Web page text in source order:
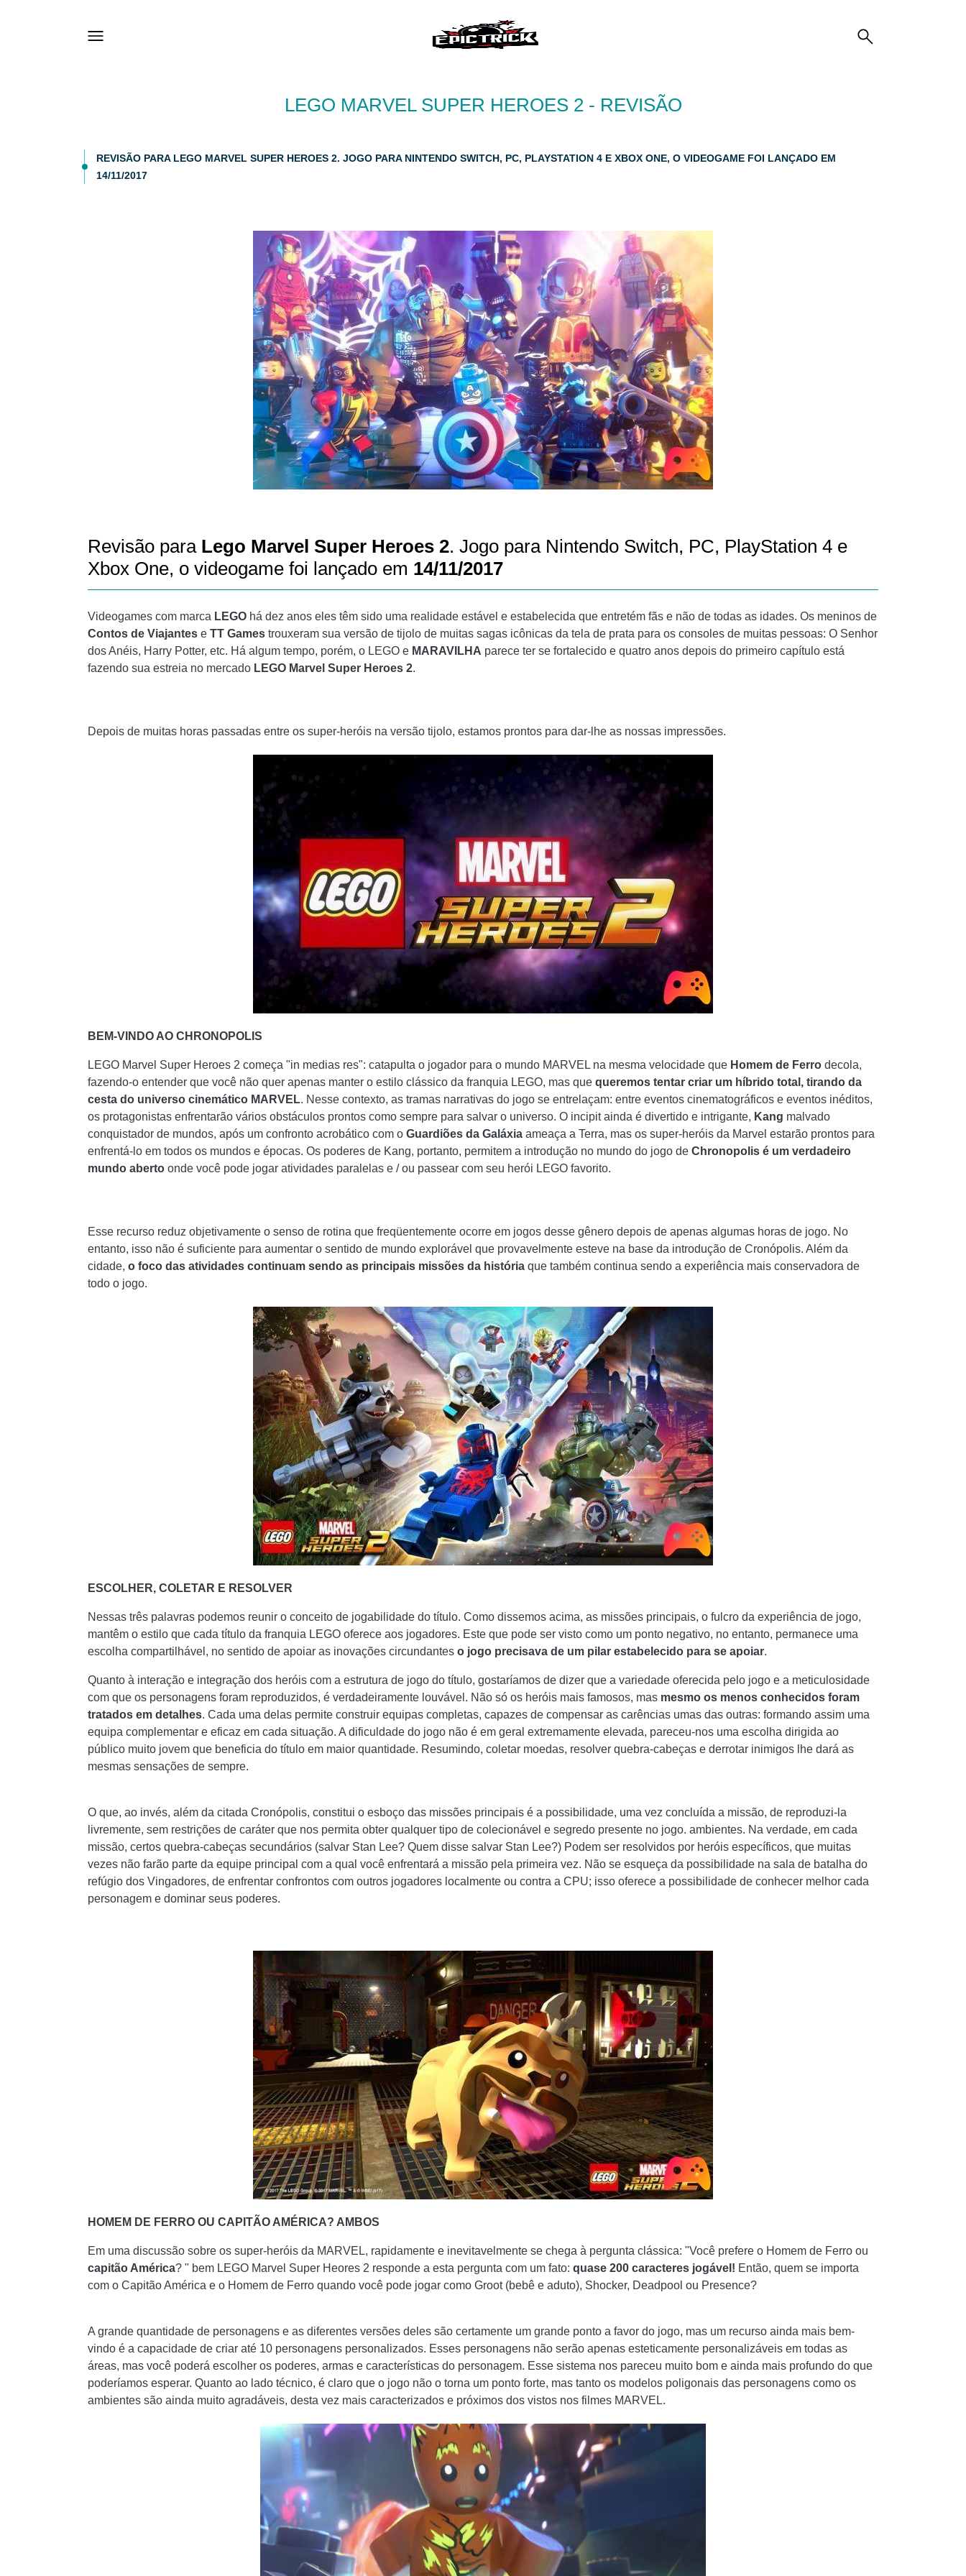
LEGO MARVEL SUPER HEROES 2 - REVISÃO
REVISÃO PARA LEGO MARVEL SUPER HEROES 2. JOGO PARA NINTENDO SWITCH, PC, PLAYSTATION 4 E XBOX ONE, O VIDEOGAME FOI LANÇADO EM
14/11/2017
Revisão para Lego Marvel Super Heroes 2. Jogo para Nintendo Switch, PC, PlayStation 4 e
Xbox One, o videogame foi lançado em 14/11/2017
Videogames com marca LEGO há dez anos eles têm sido uma realidade estável e estabelecida que entretém fãs e não de todas as idades. Os meninos de
Contos de Viajantes e TT Games trouxeram sua versão de tijolo de muitas sagas icônicas da tela de prata para os consoles de muitas pessoas: O Senhor
dos Anéis, Harry Potter, etc. Há algum tempo, porém, o LEGO e MARAVILHA parece ter se fortalecido e quatro anos depois do primeiro capítulo está
fazendo sua estreia no mercado LEGO Marvel Super Heroes 2.
Depois de muitas horas passadas entre os super-heróis na versão tijolo, estamos prontos para dar-lhe as nossas impressões.
BEM-VINDO AO CHRONOPOLIS
LEGO Marvel Super Heroes 2 começa "in medias res": catapulta o jogador para o mundo MARVEL na mesma velocidade que Homem de Ferro decola,
fazendo-o entender que você não quer apenas manter o estilo clássico da franquia LEGO, mas que queremos tentar criar um híbrido total, tirando da
cesta do universo cinemático MARVEL. Nesse contexto, as tramas narrativas do jogo se entrelaçam: entre eventos cinematográficos e eventos inéditos,
os protagonistas enfrentarão vários obstáculos prontos como sempre para salvar o universo. O incipit ainda é divertido e intrigante, Kang malvado
conquistador de mundos, após um confronto acrobático com o Guardiões da Galáxia ameaça a Terra, mas os super-heróis da Marvel estarão prontos para
enfrentá-lo em todos os mundos e épocas. Os poderes de Kang, portanto, permitem a introdução no mundo do jogo de Chronopolis é um verdadeiro
mundo aberto onde você pode jogar atividades paralelas e / ou passear com seu herói LEGO favorito.
Esse recurso reduz objetivamente o senso de rotina que freqüentemente ocorre em jogos desse gênero depois de apenas algumas horas de jogo. No
entanto, isso não é suficiente para aumentar o sentido de mundo explorável que provavelmente esteve na base da introdução de Cronópolis. Além da
cidade, o foco das atividades continuam sendo as principais missões da história que também continua sendo a experiência mais conservadora de
todo o jogo.
ESCOLHER, COLETAR E RESOLVER
Nessas três palavras podemos reunir o conceito de jogabilidade do título. Como dissemos acima, as missões principais, o fulcro da experiência de jogo,
mantêm o estilo que cada título da franquia LEGO oferece aos jogadores. Este que pode ser visto como um ponto negativo, no entanto, permanece uma
escolha compartilhável, no sentido de apoiar as inovações circundantes o jogo precisava de um pilar estabelecido para se apoiar.
Quanto à interação e integração dos heróis com a estrutura de jogo do título, gostaríamos de dizer que a variedade oferecida pelo jogo e a meticulosidade
com que os personagens foram reproduzidos, é verdadeiramente louvável. Não só os heróis mais famosos, mas mesmo os menos conhecidos foram
tratados em detalhes. Cada uma delas permite construir equipas completas, capazes de compensar as carências umas das outras: formando assim uma
equipa complementar e eficaz em cada situação. A dificuldade do jogo não é em geral extremamente elevada, pareceu-nos uma escolha dirigida ao
público muito jovem que beneficia do título em maior quantidade. Resumindo, coletar moedas, resolver quebra-cabeças e derrotar inimigos lhe dará as
mesmas sensações de sempre.
O que, ao invés, além da citada Cronópolis, constitui o esboço das missões principais é a possibilidade, uma vez concluída a missão, de reproduzi-la
livremente, sem restrições de caráter que nos permita obter qualquer tipo de colecionável e segredo presente no jogo. ambientes. Na verdade, em cada
missão, certos quebra-cabeças secundários (salvar Stan Lee? Quem disse salvar Stan Lee?) Podem ser resolvidos por heróis específicos, que muitas
vezes não farão parte da equipe principal com a qual você enfrentará a missão pela primeira vez. Não se esqueça da possibilidade na sala de batalha do
refúgio dos Vingadores, de enfrentar confrontos com outros jogadores localmente ou contra a CPU; isso oferece a possibilidade de conhecer melhor cada
personagem e dominar seus poderes.
HOMEM DE FERRO OU CAPITÃO AMÉRICA? AMBOS
Em uma discussão sobre os super-heróis da MARVEL, rapidamente e inevitavelmente se chega à pergunta clássica: "Você prefere o Homem de Ferro ou
capitão América? " bem LEGO Marvel Super Heores 2 responde a esta pergunta com um fato: quase 200 caracteres jogável! Então, quem se importa
com o Capitão América e o Homem de Ferro quando você pode jogar como Groot (bebê e aduto), Shocker, Deadpool ou Presence?
A grande quantidade de personagens e as diferentes versões deles são certamente um grande ponto a favor do jogo, mas um recurso ainda mais bem-
vindo é a capacidade de criar até 10 personagens personalizados. Esses personagens não serão apenas esteticamente personalizáveis ​​em todas as
áreas, mas você poderá escolher os poderes, armas e características do personagem. Esse sistema nos pareceu muito bom e ainda mais profundo do que
poderíamos esperar. Quanto ao lado técnico, é claro que o jogo não o torna um ponto forte, mas tanto os modelos poligonais das personagens como os
ambientes são ainda muito agradáveis, desta vez mais caracterizados e próximos dos vistos nos filmes MARVEL.